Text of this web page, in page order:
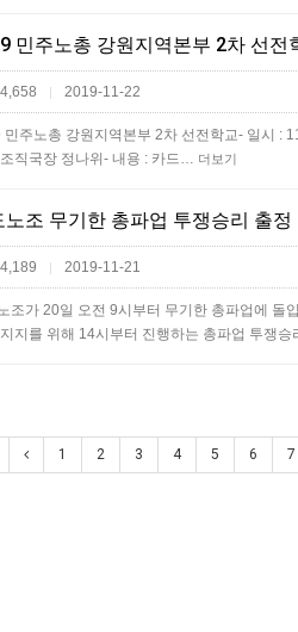
민주노총 강원지역본부 2차 선전
| 2019-11-22
민주노총 강원지역본부 2차 선전학교- 일시 :
직국장 정나위- 내용 : 카드… 더보기
노조 무기한 총파업 투쟁승리 출
| 2019-11-21
조가 20일 오전 9시부터 무기한 총파업에 돌
지를 위해 14시부터 진행하는 총파업 투쟁
1 2 3 4 5 6 7